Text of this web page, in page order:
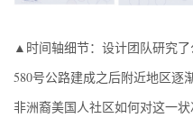
▲时间轴细节：设计团队研究
580号公路建成之后附近地区逐
非洲裔美国人社区如何对这一状